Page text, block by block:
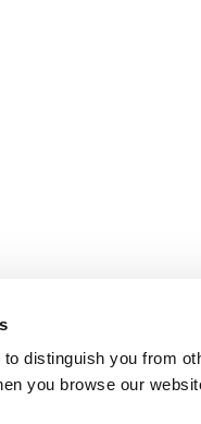
distinguish you from
you browse our